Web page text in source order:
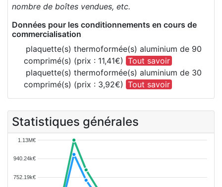
nombre de boîtes vendues, etc.
Données pour les conditionnements en cours de
commercialisation
plaquette(s) thermoformée(s) aluminium de 90
comprimé(s) (prix : 11,41€) Tout savoir
plaquette(s) thermoformée(s) aluminium de 30
comprimé(s) (prix : 3,92€) Tout savoir
Statistiques générales
1.13M€
940.24k€
752.19k€